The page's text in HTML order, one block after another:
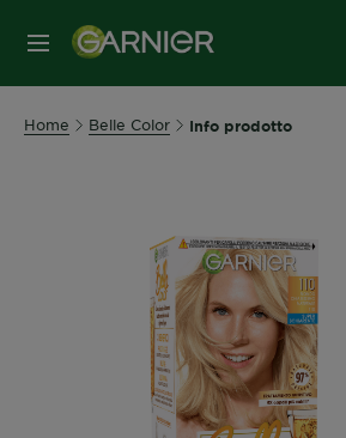
MENU
Home Belle Color Info prodotto